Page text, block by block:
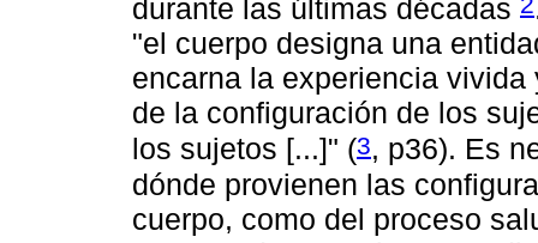
durante las últimas décadas
"el cuerpo designa una
encarna la experiencia
de la configuración de los
los sujetos [...]" (3, p36). Es
dónde provienen las
cuerpo, como del proceso